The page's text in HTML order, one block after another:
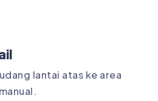
lantai atas ke area